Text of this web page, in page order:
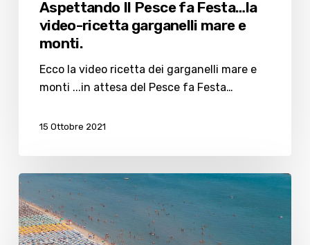
Aspettando Il Pesce fa Festa…la
video-ricetta garganelli mare e
monti.
Ecco la video ricetta dei garganelli mare e
monti ...in attesa del Pesce fa Festa…
15 Ottobre 2021
Il
turismo
e
le